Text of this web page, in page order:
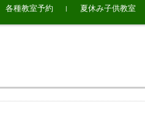
各種教室予約 夏休み子供教室